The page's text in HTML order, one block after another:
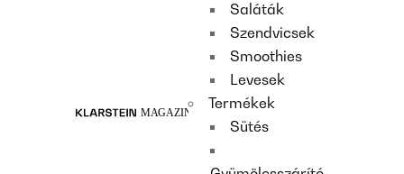
Saláták
Szendvicsek
Smoothies
Levesek
Termékek
Sütés